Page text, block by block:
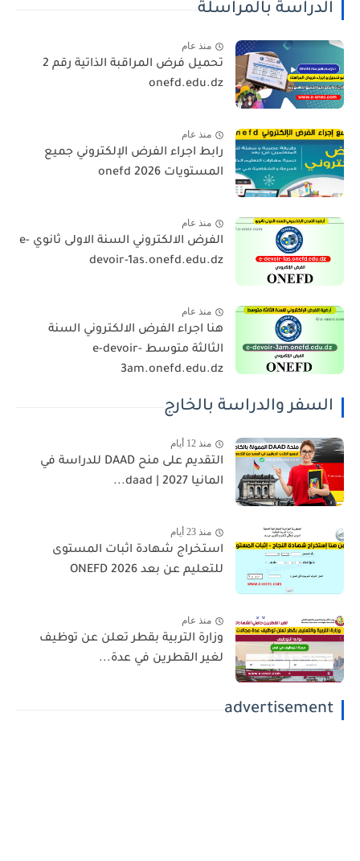
الدراسة بالمراسلة
منذ عام
تحميل فرض المراقبة الذاتية رقم 2
onefd.edu.dz
منذ عام
رابط اجراء الفرض الإلكتروني جميع
المستويات 2026 onefd
منذ عام
الفرض الالكتروني السنة الاولى ثانوي e-
devoir-1as.onefd.edu.dz
منذ عام
هنا اجراء الفرض الالكتروني السنة
الثالثة متوسط e-devoir-
3am.onefd.edu.dz
السفر والدراسة بالخارج
منذ 12 أيام
التقديم على منح DAAD للدراسة في
المانيا 2027 | daad...
منذ 23 أيام
استخراج شهادة اثبات المستوى
للتعليم عن بعد 2026 ONEFD
منذ عام
وزارة التربية بقطر تعلن عن توظيف
لغير القطرين في عدة...
advertisement